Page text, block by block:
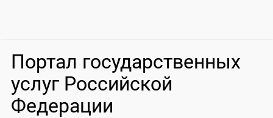
Портал государственных
услуг Российской
Федерации